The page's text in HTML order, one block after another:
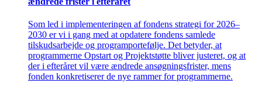
Som led i implementeringen af fondens strategi for 2026–
2030 er vi i gang med at opdatere fondens samlede
tilskudsarbejde og programportefølje. Det betyder, at
programmerne Opstart og Projektstøtte bliver justeret, og at
der i efteråret vil være ændrede ansøgningsfrister, mens
fonden konkretiserer de nye rammer for programmerne.